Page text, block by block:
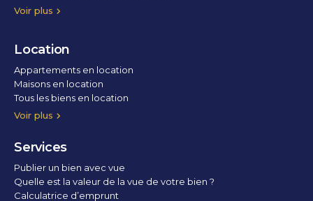
Voir plus
Location
Voir plus
Appartements en location
Maisons en location
Tous les biens en location
Services
Publier un bien avec vue
Quelle est la valeur de la vue de votre bien ?
Calculatrice d’emprunt